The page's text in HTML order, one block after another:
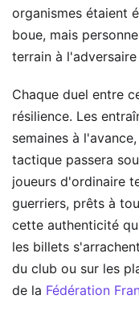
organismes étaient
boue, mais
terrain à
Chaque duel entre
résilience. Les
semaines à
tactique passera
joueurs d'ordinaire
guerriers, prêts à
cette authenticité
les billets
du club ou sur les
de la Fédération